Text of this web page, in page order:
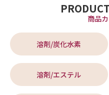
商品
溶剤/炭化水素
溶剤/エステル